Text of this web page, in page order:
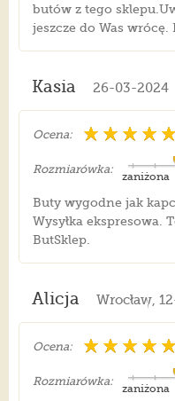
butów z tego
jeszcze do Was wrócę.
Kasia 26-03-2024
Ocena:
Rozmiarówka:
zaniżona
Buty wygodne jak
Wysyłka ekspresowa.
ButSklep.
Alicja Wrocław,
Ocena:
Rozmiarówka:
zaniżona